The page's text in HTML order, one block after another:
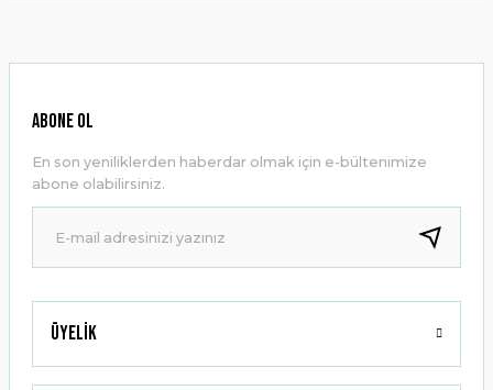
Ürün resmi kalitesiz, bozuk veya görüntülenemiyor.
Ürün bilgilerinde hatalar bulunuyor.
Ürün fiyatı diğer sitelerden daha pahalı.
Bu ürüne benzer farklı alternatifler olmalı.
Gönder
Üyelik
ABONE OL
En son yeniliklerden haberdar olmak için e-bültenimize
abone olabilirsiniz.